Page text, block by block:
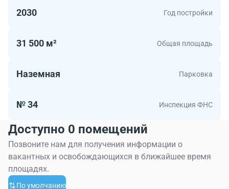
2030 Год постройки
31 500 м² Общая площадь
Наземная Парковка
№ 34 Инспекция ФНС
Доступно 0 помещений
Позвоните нам для получения информации о
вакантных и освобождающихся в ближайшее время
площадях.
По умолчанию